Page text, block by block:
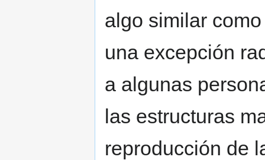
algo similar
una excepción
a algunas
las estructuras
reproducción de